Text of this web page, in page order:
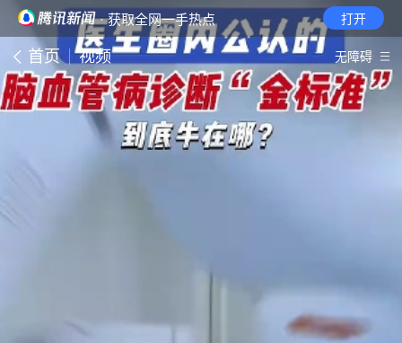
· 获取全网一手热点 打开
首页 视频 无障碍